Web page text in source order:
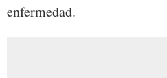
enfermedad.